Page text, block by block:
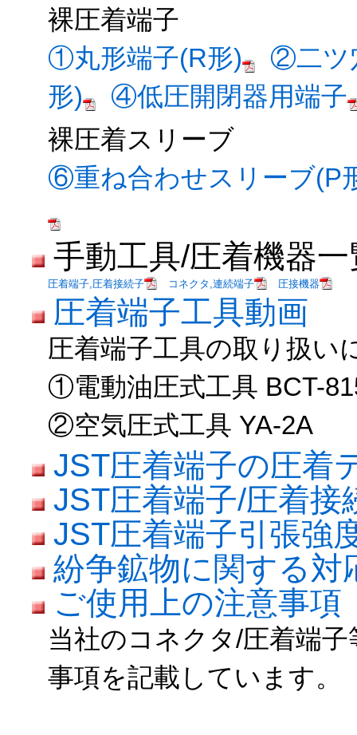
裸圧着端子
①丸形端子(R形)
②二ツ
形)
④低圧開閉器用端子
裸圧着スリーブ
⑥重ね合わせスリーブ(P
手動工具/圧着機器一
圧着端子,圧着接続子 コネクタ,連続端子 圧接機器
圧着端子工具動画
圧着端子工具の取り扱い
①電動油圧式工具 BCT-
②空気圧式工具 YA-2A
JST圧着端子の圧着
JST圧着端子/圧着
JST圧着端子引張強
紛争鉱物に関する
ご使用上の注意事項
当社のコネクタ/圧着端
事項を記載しています。